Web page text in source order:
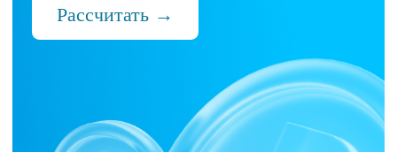
Деньги
без штрафов и переработок, скрытых
условий и неприятных сюрпризов
Уважение к преподавателю и его